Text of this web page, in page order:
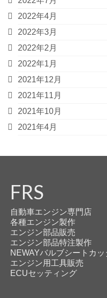
2022年4月
2022年3月
2022年2月
2022年1月
2021年12月
2021年11月
2021年10月
2021年4月
FRS
自動車エンジン専門店
各種エンジン製作
エンジン部品販売
エンジン部品特注製作
NEWAYバルブシートカ
エンジン用工具販売
ECUセッティング